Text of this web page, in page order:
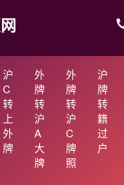
沪
C
转
上
外
牌
外
牌
转
沪
A
大
牌
外
牌
转
沪
C
牌
照
沪
牌
转
籍
过
户